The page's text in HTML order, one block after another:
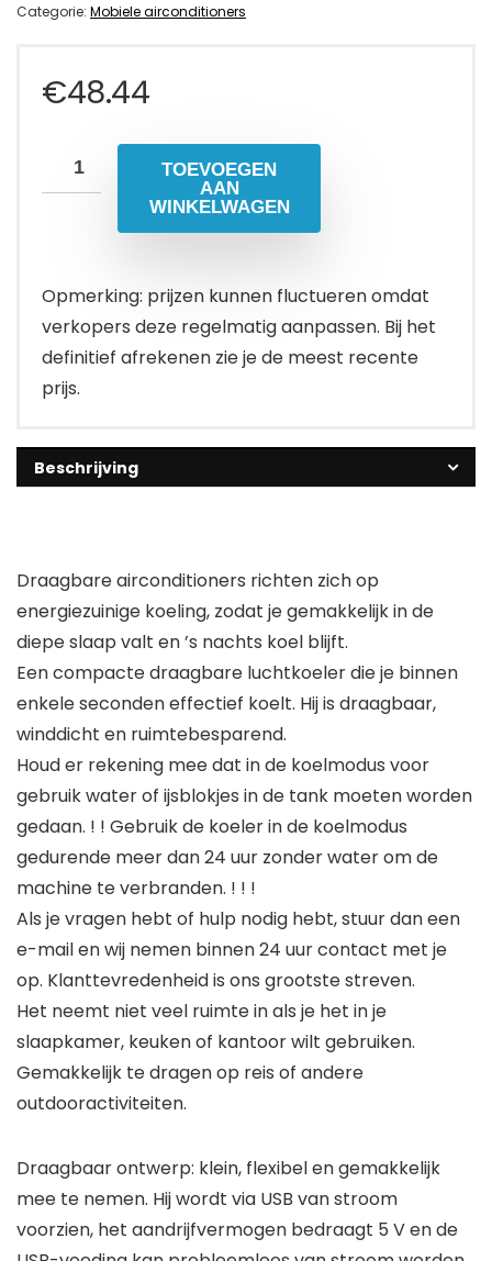
Categorie: Mobiele airconditioners
€48.44
TOEVOEGEN
AAN
WINKELWAGEN
Opmerking: prijzen kunnen fluctueren omdat
verkopers deze regelmatig aanpassen. Bij het
definitief afrekenen zie je de meest recente
prijs.
Beschrijving
Draagbare airconditioners richten zich op
energiezuinige koeling, zodat je gemakkelijk in de
diepe slaap valt en ’s nachts koel blijft.
Een compacte draagbare luchtkoeler die je binnen
enkele seconden effectief koelt. Hij is draagbaar,
winddicht en ruimtebesparend.
Houd er rekening mee dat in de koelmodus voor
gebruik water of ijsblokjes in de tank moeten worden
gedaan. ! ! Gebruik de koeler in de koelmodus
gedurende meer dan 24 uur zonder water om de
machine te verbranden. ! ! !
Als je vragen hebt of hulp nodig hebt, stuur dan een
e-mail en wij nemen binnen 24 uur contact met je
op. Klanttevredenheid is ons grootste streven.
Het neemt niet veel ruimte in als je het in je
slaapkamer, keuken of kantoor wilt gebruiken.
Gemakkelijk te dragen op reis of andere
outdooractiviteiten.
Draagbaar ontwerp: klein, flexibel en gemakkelijk
mee te nemen. Hij wordt via USB van stroom
voorzien, het aandrijfvermogen bedraagt 5 V en de